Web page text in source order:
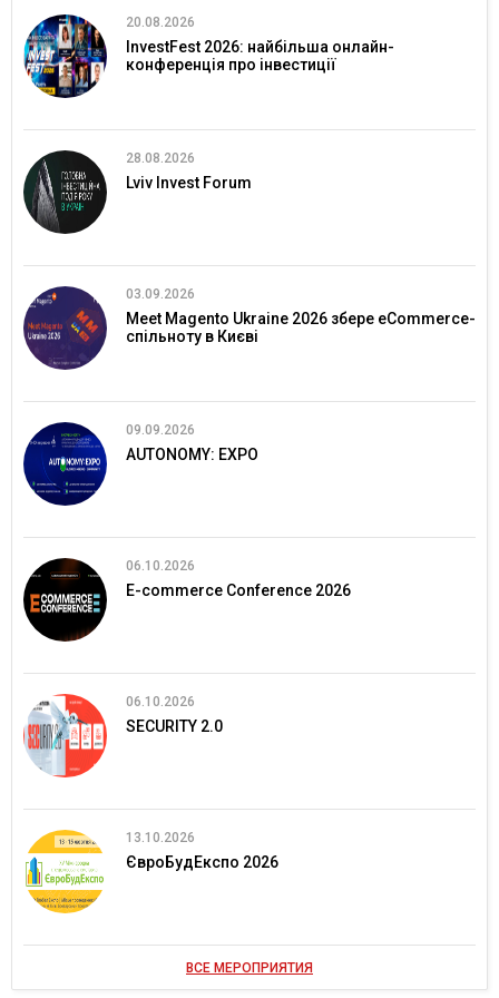
20.08.2026
InvestFest 2026: найбільша онлайн-
конференція про інвестиції
28.08.2026
Lviv Invest Forum
03.09.2026
Meet Magento Ukraine 2026 збере eCommerce-
спільноту в Києві
09.09.2026
AUTONOMY: EXPO
06.10.2026
E-commerce Conference 2026
06.10.2026
SECURITY 2.0
13.10.2026
ЄвроБудЕкспо 2026
ВСЕ МЕРОПРИЯТИЯ